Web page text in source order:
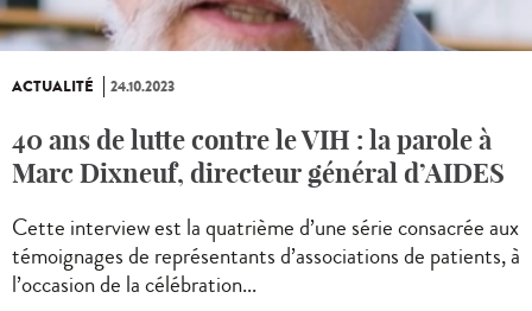
ACTUALITÉ 24.10.2023
40 ans de lutte contre le VIH : la parole à
Marc Dixneuf, directeur général d’AIDES
Cette interview est la quatrième d’une série consacrée aux
témoignages de représentants d’associations de patients, à
l’occasion de la célébration...